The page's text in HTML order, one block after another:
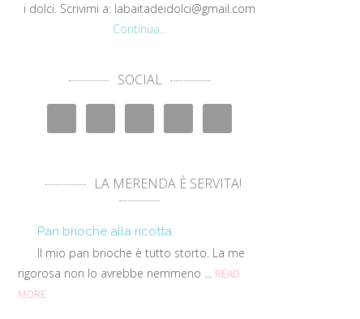
i dolci. Scrivimi a: labaitadeidolci@gmail.com
Continua...
SOCIAL
LA MERENDA È SERVITA!
Pan brioche alla ricotta
Il mio pan brioche è tutto storto. La me
rigorosa non lo avrebbe nemmeno ... READ
MORE